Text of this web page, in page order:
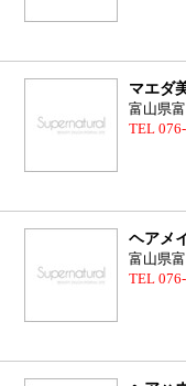
マエダ
富山県
TEL
ヘアメ
富山県
TEL